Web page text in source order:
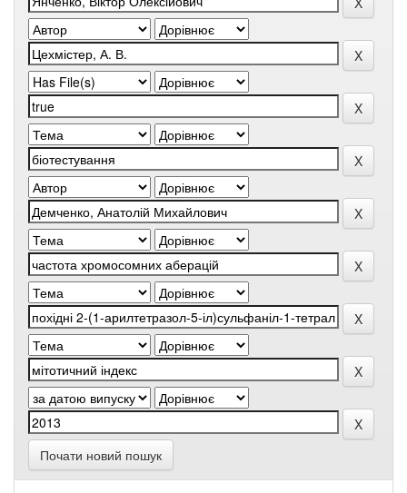
Почати новий пошук